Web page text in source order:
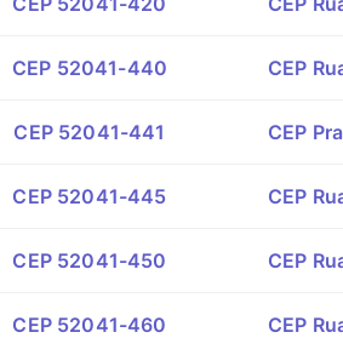
CEP 52041-440 CEP
CEP 52041-441 CEP
CEP 52041-445 CEP
CEP 52041-450 CEP
CEP 52041-460 CEP